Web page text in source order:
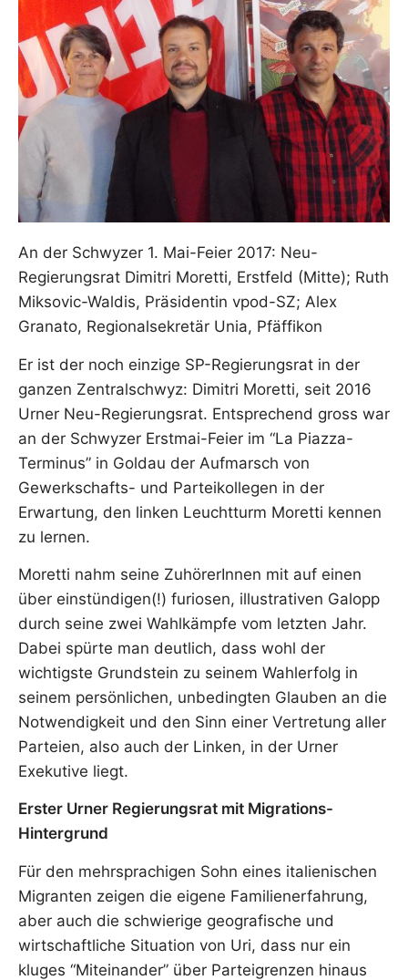
An der Schwyzer 1. Mai-Feier 2017: Neu-
Regierungsrat Dimitri Moretti, Erstfeld (Mitte); Ruth
Miksovic-Waldis, Präsidentin vpod-SZ; Alex
Granato, Regionalsekretär Unia, Pfäffikon
Er ist der noch einzige SP-Regierungsrat in der
ganzen Zentralschwyz: Dimitri Moretti, seit 2016
Urner Neu-Regierungsrat. Entsprechend gross war
an der Schwyzer Erstmai-Feier im “La Piazza-
Terminus” in Goldau der Aufmarsch von
Gewerkschafts- und Parteikollegen in der
Erwartung, den linken Leuchtturm Moretti kennen
zu lernen.
Moretti nahm seine ZuhörerInnen mit auf einen
über einstündigen(!) furiosen, illustrativen Galopp
durch seine zwei Wahlkämpfe vom letzten Jahr.
Dabei spürte man deutlich, dass wohl der
wichtigste Grundstein zu seinem Wahlerfolg in
seinem persönlichen, unbedingten Glauben an die
Notwendigkeit und den Sinn einer Vertretung aller
Parteien, also auch der Linken, in der Urner
Exekutive liegt.
Erster Urner Regierungsrat mit Migrations-
Hintergrund
Für den mehrsprachigen Sohn eines italienischen
Migranten zeigen die eigene Familienerfahrung,
aber auch die schwierige geografische und
wirtschaftliche Situation von Uri, dass nur ein
kluges “Miteinander” über Parteigrenzen hinaus